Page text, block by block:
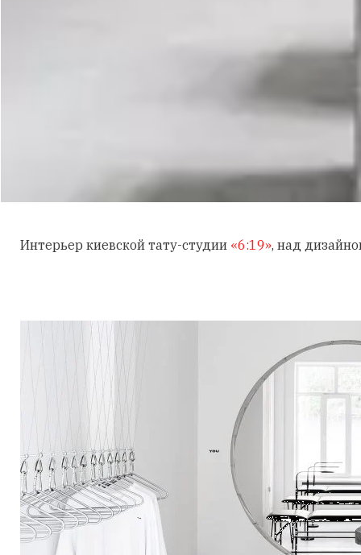
Интерьер киевской тату-студии «6:19», над